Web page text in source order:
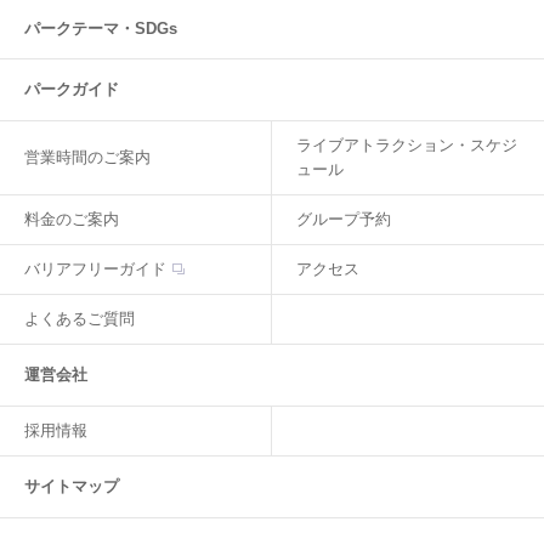
パークテーマ・SDGs
パークガイド
営業時間のご案内
ライブアトラクション・スケジ
ュール
料金のご案内 グループ予約
バリアフリーガイド アクセス
よくあるご質問
運営会社
採用情報
サイトマップ